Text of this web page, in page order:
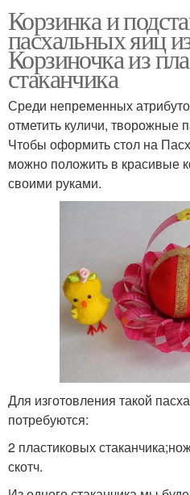
Корзинка и
пасхальных яиц
Корзиночка из
стаканчика
Среди непременных
отметить куличи, творожные
Чтобы оформить стол на
можно положить в красивые
своими руками.
Для изготовления такой
потребуются:
2 пластиковых
скотч.